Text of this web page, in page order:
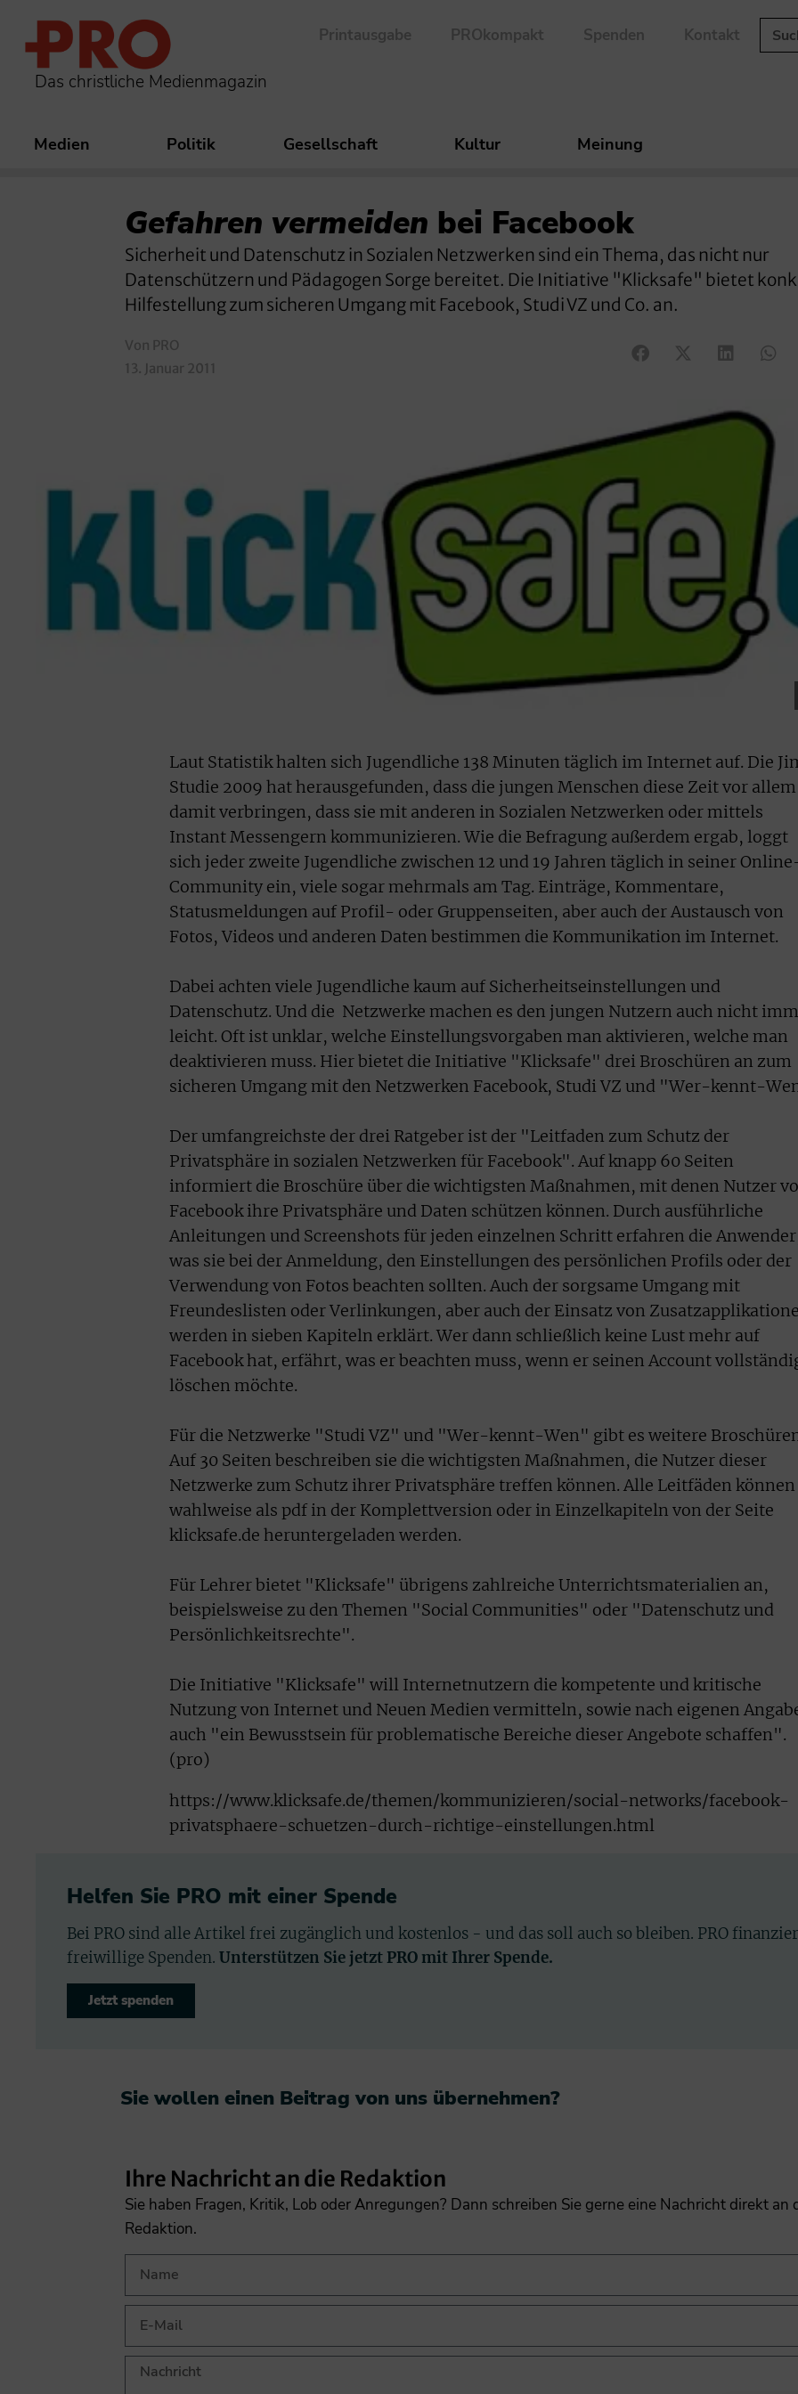
Das christliche Medienmagazin
Printausgabe PROkompakt Spenden Kontakt
Medien Politik Gesellschaft Kultur Meinung
Gefahren vermeiden bei Facebook
Sicherheit und Datenschutz in Sozialen Netzwerken sind ein Thema, das nicht nur
Datenschützern und Pädagogen Sorge bereitet. Die Initiative "Klicksafe" bietet
Hilfestellung zum sicheren Umgang mit Facebook, Studi VZ und Co. an.
Von PRO
13. Januar 2011
Laut Statistik halten sich Jugendliche 138 Minuten täglich im Internet auf. Die
Studie 2009 hat herausgefunden, dass die jungen Menschen diese Zeit vor allem
damit verbringen, dass sie mit anderen in Sozialen Netzwerken oder mittels
Instant Messengern kommunizieren. Wie die Befragung außerdem ergab, loggt
sich jeder zweite Jugendliche zwischen 12 und 19 Jahren täglich in seiner
Community ein, viele sogar mehrmals am Tag. Einträge, Kommentare,
Statusmeldungen auf Profil- oder Gruppenseiten, aber auch der Austausch von
Fotos, Videos und anderen Daten bestimmen die Kommunikation im Internet.
Dabei achten viele Jugendliche kaum auf Sicherheitseinstellungen und
Datenschutz. Und die Netzwerke machen es den jungen Nutzern auch nicht
leicht. Oft ist unklar, welche Einstellungsvorgaben man aktivieren, welche man
deaktivieren muss. Hier bietet die Initiative "Klicksafe" drei Broschüren an zum
sicheren Umgang mit den Netzwerken Facebook, Studi VZ und "Wer-kennt-
Der umfangreichste der drei Ratgeber ist der "Leitfaden zum Schutz der
Privatsphäre in sozialen Netzwerken für Facebook". Auf knapp 60 Seiten
informiert die Broschüre über die wichtigsten Maßnahmen, mit denen Nutzer
Facebook ihre Privatsphäre und Daten schützen können. Durch ausführliche
Anleitungen und Screenshots für jeden einzelnen Schritt erfahren die
was sie bei der Anmeldung, den Einstellungen des persönlichen Profils oder der
Verwendung von Fotos beachten sollten. Auch der sorgsame Umgang mit
Freundeslisten oder Verlinkungen, aber auch der Einsatz von
werden in sieben Kapiteln erklärt. Wer dann schließlich keine Lust mehr auf
Facebook hat, erfährt, was er beachten muss, wenn er seinen Account
löschen möchte.
Für die Netzwerke "Studi VZ" und "Wer-kennt-Wen" gibt es weitere
Auf 30 Seiten beschreiben sie die wichtigsten Maßnahmen, die Nutzer dieser
Netzwerke zum Schutz ihrer Privatsphäre treffen können. Alle Leitfäden können
wahlweise als pdf in der Komplettversion oder in Einzelkapiteln von der Seite
klicksafe.de heruntergeladen werden.
Für Lehrer bietet "Klicksafe" übrigens zahlreiche Unterrichtsmaterialien an,
beispielsweise zu den Themen "Social Communities" oder "Datenschutz und
Persönlichkeitsrechte".
Die Initiative "Klicksafe" will Internetnutzern die kompetente und kritische
Nutzung von Internet und Neuen Medien vermitteln, sowie nach eigenen
auch "ein Bewusstsein für problematische Bereiche dieser Angebote schaffen".
(pro)
https://www.klicksafe.de/themen/kommunizieren/social-networks/facebook-
privatsphaere-schuetzen-durch-richtige-einstellungen.html
Helfen Sie PRO mit einer Spende
Bei PRO sind alle Artikel frei zugänglich und kostenlos - und das soll auch so bleiben. PRO
freiwillige Spenden. Unterstützen Sie jetzt PRO mit Ihrer Spende.
Jetzt spenden
Sie wollen einen Beitrag von uns übernehmen?​
Ihre Nachricht an die Redaktion
Sie haben Fragen, Kritik, Lob oder Anregungen? Dann schreiben Sie gerne eine Nachricht direkt an
Redaktion.